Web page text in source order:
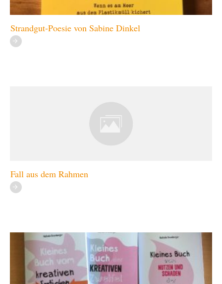
Strandgut-Poesie von Sabine Dinkel
Fall aus dem Rahmen